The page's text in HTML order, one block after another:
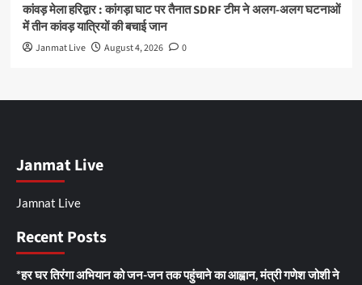
कांवड़ मेला हरिद्वार : कांगड़ा घाट पर तैनात SDRF टीम ने अलग-अलग घटनाओं
में तीन कांवड़ यात्रियों की बचाई जान
Janmat Live August 4, 2026 0
Janmat Live
Jamnat Live
Recent Posts
*हर घर तिरंगा अभियान को जन-जन तक पहुंचाने का आह्वान, मंत्री गणेश जोशी ने